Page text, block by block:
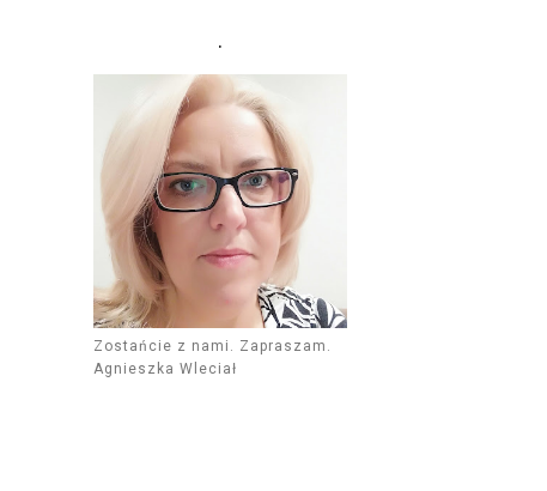
.
Zostańcie z nami. Zapraszam.
Agnieszka Wleciał